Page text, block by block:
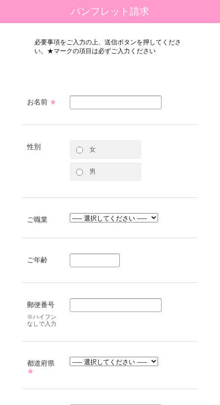
パンフレット請求
必要事項をご入力の上、送信ボタンを押してくださ
い。★マークの項目は必ずご入力ください
お名前 ★
性別 女
男
ご職業
ご年齢
郵便番号
※ハイフン
なしで入力
都道府県
★